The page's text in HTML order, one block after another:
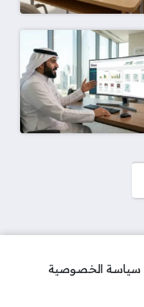
سياسة الخصوصية